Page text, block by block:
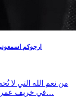
ارجوكم
من نعم الله التي لا
في خريف عمري هذا بصحّة جيّدة … لا اشتكي من ايّ مرض…